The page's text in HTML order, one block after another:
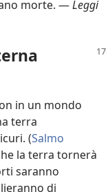
morte. —Leggi
in un mondo
terra
(Salmo
la terra tornerà
saranno
di